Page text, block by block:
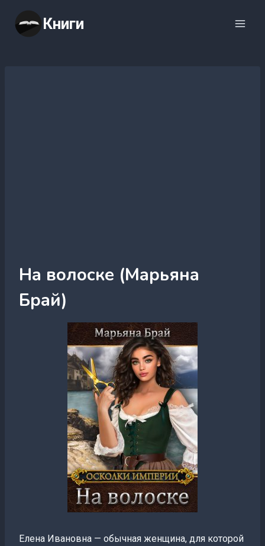
содержимому
Книги
На волоске (Марьяна
Брай)
Елена Ивановна — обычная женщина, для которой